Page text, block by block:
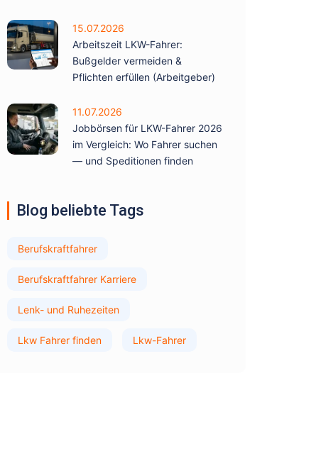
15.07.2026
Arbeitszeit LKW-Fahrer:
Bußgelder vermeiden &
Pflichten erfüllen (Arbeitgeber)
11.07.2026
Jobbörsen für LKW-Fahrer 2026
im Vergleich: Wo Fahrer suchen
— und Speditionen finden
Blog beliebte Tags
Berufskraftfahrer
Berufskraftfahrer Karriere
Lenk- und Ruhezeiten
Lkw Fahrer finden Lkw-Fahrer